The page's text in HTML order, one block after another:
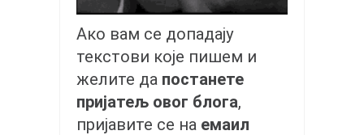
контактАко вам се допадају
текстови које пишем и
желите да постанете
пријатељ овог блога,
пријавите се на емаил